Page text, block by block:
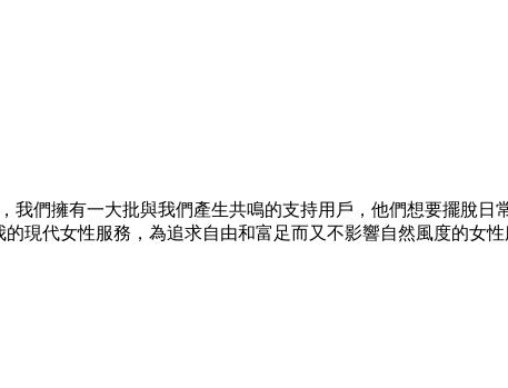
我們擁有一大批與我們產生共鳴的支持用戶，他們想要擺脫
現代女性服務，為追求自由和富足而又不影響自然風度的女